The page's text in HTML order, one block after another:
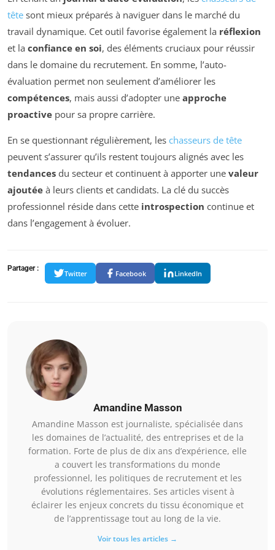
tête sont mieux préparés à naviguer dans le marché du
travail dynamique. Cet outil favorise également la réflexion
et la confiance en soi, des éléments cruciaux pour réussir
dans le domaine du recrutement. En somme, l’auto-
évaluation permet non seulement d’améliorer les
compétences, mais aussi d’adopter une approche
proactive pour sa propre carrière.
En se questionnant régulièrement, les chasseurs de tête
peuvent s’assurer qu’ils restent toujours alignés avec les
tendances du secteur et continuent à apporter une valeur
ajoutée à leurs clients et candidats. La clé du succès
professionnel réside dans cette introspection continue et
dans l’engagement à évoluer.
Partager :
Twitter Facebook LinkedIn
Amandine Masson
Amandine Masson est journaliste, spécialisée dans
les domaines de l’actualité, des entreprises et de la
formation. Forte de plus de dix ans d’expérience, elle
a couvert les transformations du monde
professionnel, les politiques de recrutement et les
évolutions réglementaires. Ses articles visent à
éclairer les enjeux concrets du tissu économique et
de l’apprentissage tout au long de la vie.
Voir tous les articles →